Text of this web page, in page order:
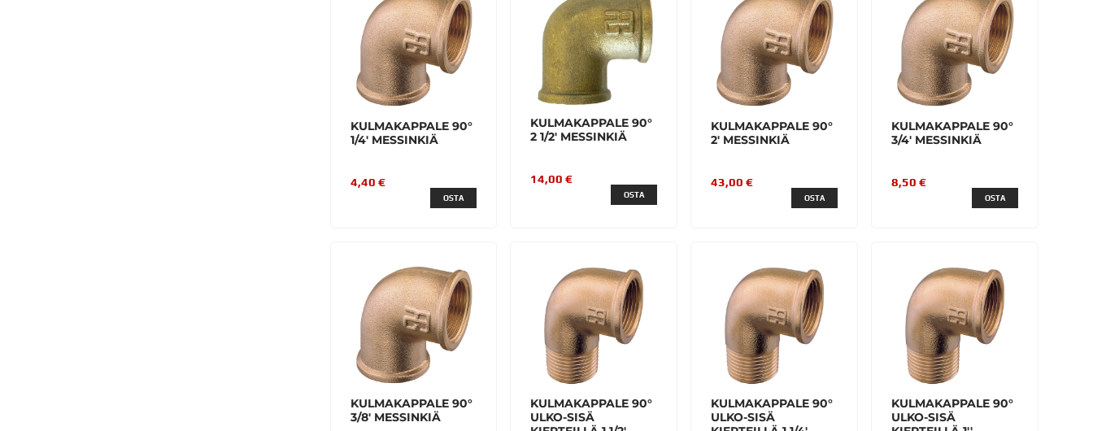
KULMAKAPPALE 90°
1/4' MESSINKIÄ
4,40 €
OSTA
KULMAKAPPALE 90°
2 1/2' MESSINKIÄ
14,00 €
OSTA
KULMAKAPPALE 90°
2' MESSINKIÄ
43,00 €
OSTA
KULMAKAPPALE 90°
3/4' MESSINKIÄ
8,50 €
OSTA
KULMAKAPPALE 90°
3/8' MESSINKIÄ
KULMAKAPPALE 90°
ULKO-SISÄ
KULMAKAPPALE 90°
ULKO-SISÄ
KULMAKAPPALE 90°
ULKO-SISÄ